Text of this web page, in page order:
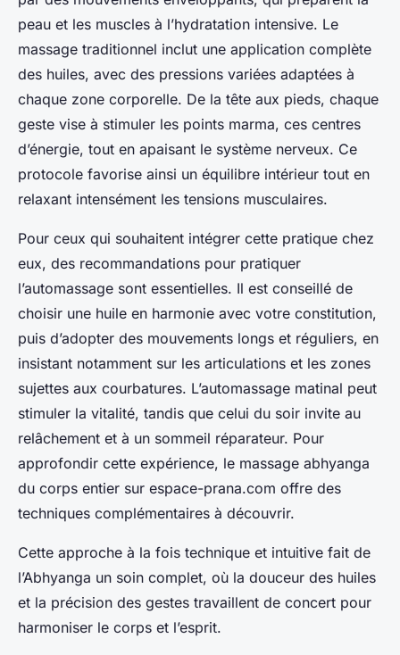
peau et les muscles à l’hydratation intensive. Le
massage traditionnel inclut une application complète
des huiles, avec des pressions variées adaptées à
chaque zone corporelle. De la tête aux pieds, chaque
geste vise à stimuler les points marma, ces centres
d’énergie, tout en apaisant le système nerveux. Ce
protocole favorise ainsi un équilibre intérieur tout en
relaxant intensément les tensions musculaires.
Pour ceux qui souhaitent intégrer cette pratique chez
eux, des recommandations pour pratiquer
l’automassage sont essentielles. Il est conseillé de
choisir une huile en harmonie avec votre constitution,
puis d’adopter des mouvements longs et réguliers, en
insistant notamment sur les articulations et les zones
sujettes aux courbatures. L’automassage matinal peut
stimuler la vitalité, tandis que celui du soir invite au
relâchement et à un sommeil réparateur. Pour
approfondir cette expérience, le massage abhyanga
du corps entier sur espace-prana.com offre des
techniques complémentaires à découvrir.
Cette approche à la fois technique et intuitive fait de
l’Abhyanga un soin complet, où la douceur des huiles
et la précision des gestes travaillent de concert pour
harmoniser le corps et l’esprit.